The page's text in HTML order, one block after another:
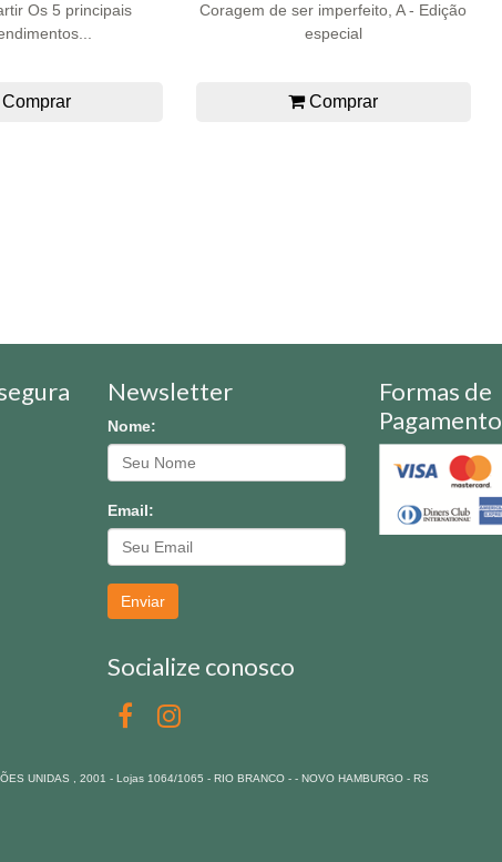
Os 5 principais
Coragem de ser imperfeito, A - Edição
especial
Comprar
Newsletter
Nome:
Email:
Enviar
Socialize conosco
Formas de
Pagamento
UNIDAS , 2001 - Lojas 1064/1065 - RIO BRANCO - - NOVO HAMBURGO - RS